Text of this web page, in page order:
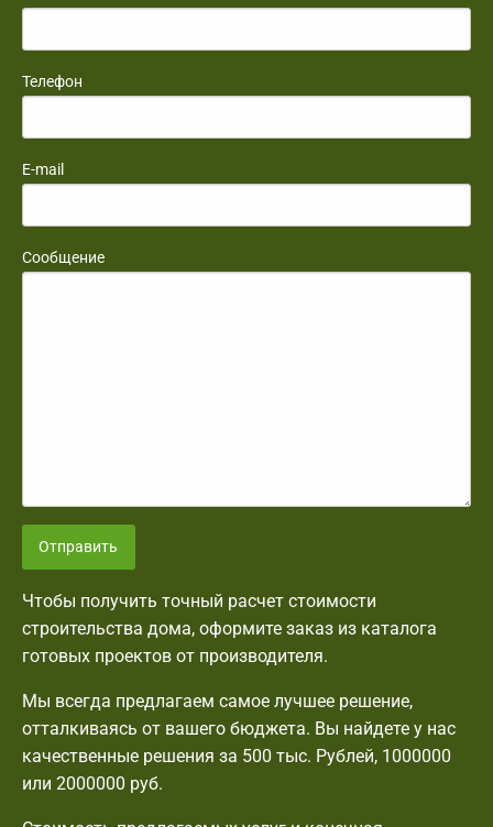
Телефон
E-mail
Сообщение
Отправить
Чтобы получить точный расчет стоимости
строительства дома, оформите заказ из каталога
готовых проектов от производителя.
Мы всегда предлагаем самое лучшее решение,
отталкиваясь от вашего бюджета. Вы найдете у нас
качественные решения за 500 тыс. Рублей, 1000000
или 2000000 руб.